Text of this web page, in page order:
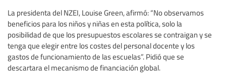
La presidenta del NZEI, Louise Green, afirmó: “No observamos
beneficios para los niños y niñas en esta política, solo la
posibilidad de que los presupuestos escolares se contraigan y se
tenga que elegir entre los costes del personal docente y los
gastos de funcionamiento de las escuelas”. Pidió que se
descartara el mecanismo de financiación global.